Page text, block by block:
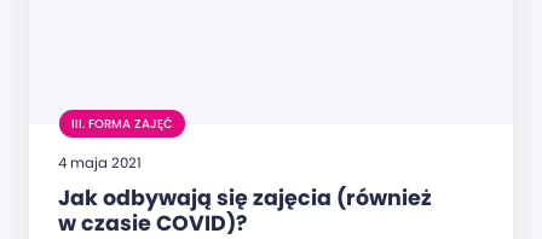
III. FORMA ZAJĘĆ
4 maja 2021
Jak odbywają się zajęcia (również
w czasie COVID)?